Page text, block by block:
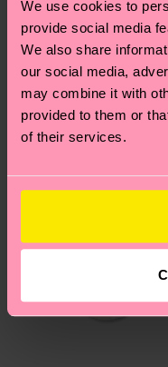
We use cookies to
provide social media
We also share
our social media,
may combine it with
provided to them or
of their services.